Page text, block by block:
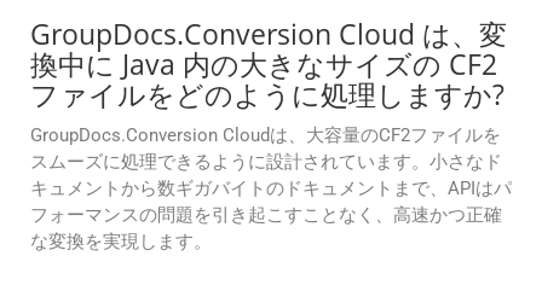
GroupDocs.Conversion Cloud は、変
換中に Java 内の大きなサイズの CF2
ファイルをどのように処理しますか?
GroupDocs.Conversion Cloudは、大容量のCF2ファイルを
スムーズに処理できるように設計されています。小さなド
キュメントから数ギガバイトのドキュメントまで、APIはパ
フォーマンスの問題を引き起こすことなく、高速かつ正確
な変換を実現します。